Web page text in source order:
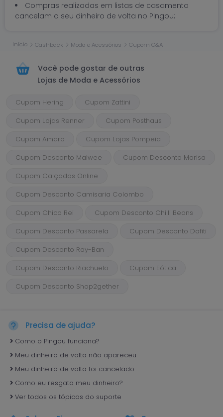
Início Cashback Moda e Acessórios Cupom C&A
Compras realizadas em listas de casamento
cancelam o seu dinheiro de volta no Pingou;
Você pode gostar de outras
Lojas de Moda e Acessórios
Cupom Hering
Cupom Zattini
Cupom Lojas Renner
Cupom Posthaus
Cupom Amaro
Cupom Lojas Pompeia
Cupom Desconto Malwee
Cupom Desconto Marisa
Cupom Calçados Online
Cupom Desconto Camisaria Colombo
Cupom Chico Rei
Cupom Desconto Chilli Beans
Cupom Desconto Passarela
Cupom Desconto Dafiti
Cupom Desconto Ray-Ban
Cupom Desconto Riachuelo
Cupom Eótica
Cupom Desconto Shop2gether
Precisa de ajuda?
Como o Pingou funciona?
Meu dinheiro de volta não apareceu
Meu dinheiro de volta foi cancelado
Como eu resgato meu dinheiro?
Ver todos os tópicos do suporte